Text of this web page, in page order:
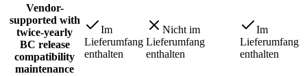
Vendor-
supported with
twice-yearly
BC release
compatibility
maintenance
Im
Lieferumfang
enthalten
Nicht im
Lieferumfang
enthalten
Im
Lieferumfang
enthalten